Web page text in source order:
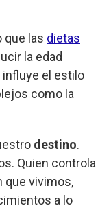
que las dietas
la edad
influye el estilo
como la
destino.
Quien controla
que vivimos,
a lo